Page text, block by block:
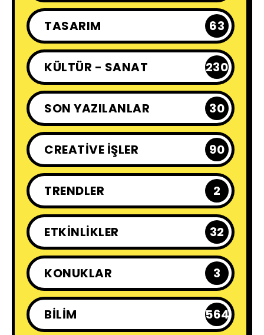
TASARIM 63
KÜLTÜR - SANAT 230
SON YAZILANLAR 30
CREATIVE İŞLER 90
TRENDLER 2
ETKINLIKLER 32
KONUKLAR 3
BILIM 564